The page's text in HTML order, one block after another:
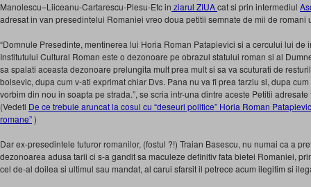
Manolescu–Liiceanu-Cartarescu-Plesu-Etc in ziarul ZIUAcat si prin intermediul
adresat in van presedintelui Romaniei vreo doua petitii semnate de mii de romani
“Domnule Presedinte, mentinerea lui Horia Roman Patapievici si a cercului lui de
Institutului Cultural Roman este o dezonoare pe obrazul statului roman si al
sa spalati aceasta dezonoare prelungita mult prea mult si sa va scuturati de
bolsevic, dupa cum v-ati exprimat chiar Dvs. Pana nu va fi prea tarziu si, dupa
vorbim din nou in soapta pe strada.”, se scria intr-una dintre aceste Petitii
(Vedeti De ce trebuie aruncat la cosul cu “deseuri politice” Horia Roman
romane”)
Dar ex-presedintele tuturor romanilor, (fostul ?!) Traian Basescu, nu numai ca a
dezonoarea adusa tarii ci s-a gandit sa maculeze definitiv fata bietei Romaniei,
cel de-al doilea si ultimul sau mandat, al carui sfarsit il petrece acum ilegitim si